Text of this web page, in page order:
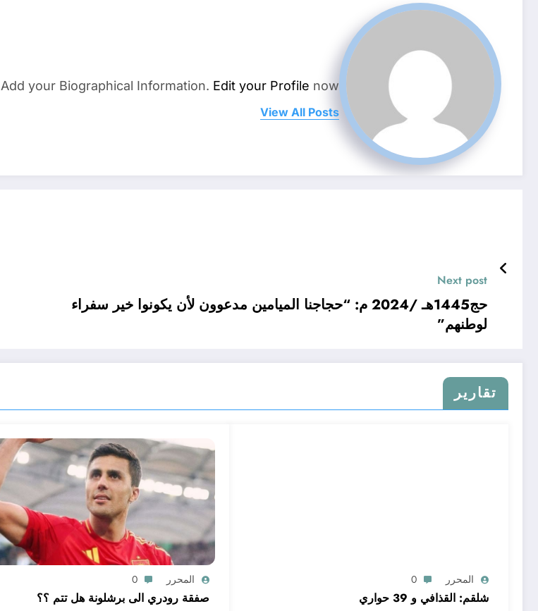
Add your Biographical Information. Edit your Profile now.
View All Posts
Next post
حج1445هـ /2024 م: “حجاجنا الميامين مدعوون لأن يكونوا خير سفراء
لوطنهم”
تقارير
المحرر 0
شلقم: القذافي و 39 حواري
المحرر 0
صفقة رودري الى برشلونة هل تتم ؟؟